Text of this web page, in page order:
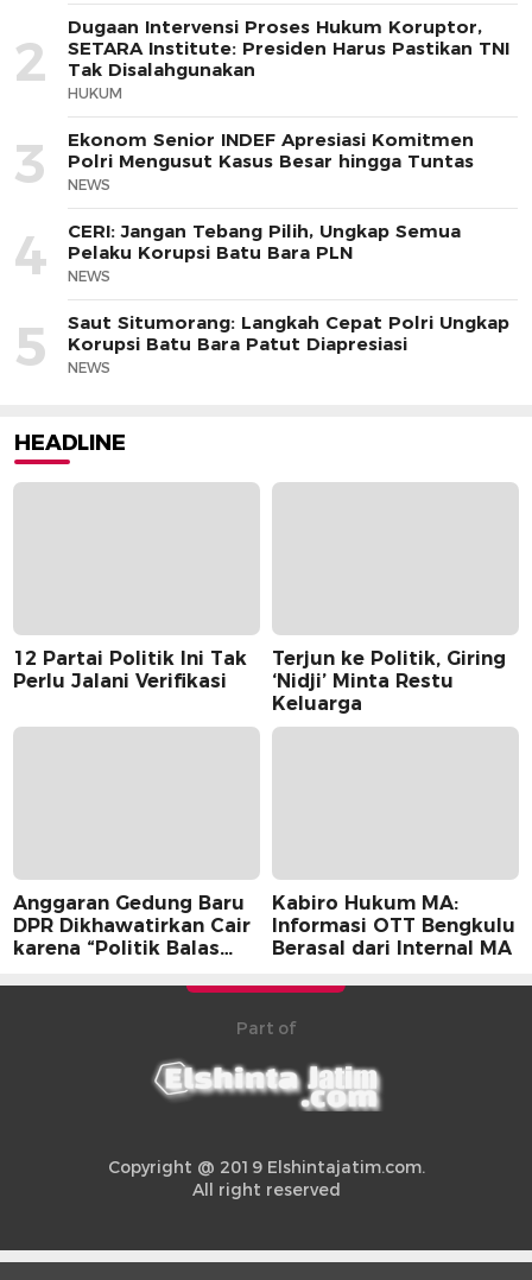
2
Dugaan Intervensi Proses Hukum Koruptor,
SETARA Institute: Presiden Harus Pastikan TNI
Tak Disalahgunakan
HUKUM
3
Ekonom Senior INDEF Apresiasi Komitmen
Polri Mengusut Kasus Besar hingga Tuntas
NEWS
4
CERI: Jangan Tebang Pilih, Ungkap Semua
Pelaku Korupsi Batu Bara PLN
NEWS
5
Saut Situmorang: Langkah Cepat Polri Ungkap
Korupsi Batu Bara Patut Diapresiasi
NEWS
HEADLINE
12 Partai Politik Ini Tak
Perlu Jalani Verifikasi
Terjun ke Politik, Giring
‘Nidji’ Minta Restu
Keluarga
Anggaran Gedung Baru
DPR Dikhawatirkan Cair
karena “Politik Balas
Kabiro Hukum MA:
Informasi OTT Bengkulu
Berasal dari Internal MA
Part of
Copyright @ 2019 Elshintajatim.com.
All right reserved